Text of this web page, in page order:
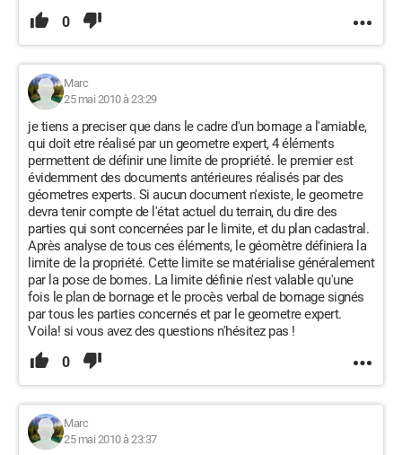
0
Marc
25 mai 2010 à 23:29
je tiens a preciser que dans le cadre d'un bornage a l'amiable,
qui doit etre réalisé par un geometre expert, 4 éléments
permettent de définir une limite de propriété. le premier est
évidemment des documents antérieures réalisés par des
géometres experts. Si aucun document n'existe, le geometre
devra tenir compte de l'état actuel du terrain, du dire des
parties qui sont concernées par le limite, et du plan cadastral.
Après analyse de tous ces éléments, le géomètre définiera la
limite de la propriété. Cette limite se matérialise généralement
par la pose de bornes. La limite définie n'est valable qu'une
fois le plan de bornage et le procès verbal de bornage signés
par tous les parties concernés et par le geometre expert.
Voila! si vous avez des questions n'hésitez pas !
0
Marc
25 mai 2010 à 23:37